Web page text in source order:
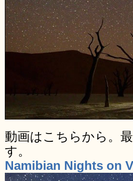
動画はこちらから。
す。
Namibian Nights on